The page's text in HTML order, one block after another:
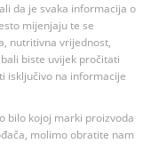
da je svaka informacija o
mijenjaju te se
nutritivna vrijednost,
biste uvijek pročitati
isključivo na informacije
bilo kojoj marki proizvoda
molimo obratite nam